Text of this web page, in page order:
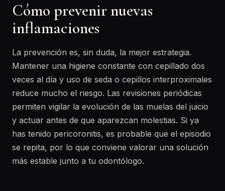
Cómo prevenir nuevas
inflamaciones
La prevención es, sin duda, la mejor estrategia.
Mantener una higiene constante con cepillado dos
veces al día y uso de seda o cepillos interproximales
reduce mucho el riesgo. Las revisiones periódicas
permiten vigilar la evolución de las muelas del juicio
y actuar antes de que aparezcan molestias. Si ya
has tenido pericoronitis, es probable que el episodio
se repita, por lo que conviene valorar una solución
más estable junto a tu odontólogo.